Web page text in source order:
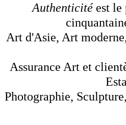
Authenticitéest le
Art d'Asie, Art
Assurance Art et
Photographie,